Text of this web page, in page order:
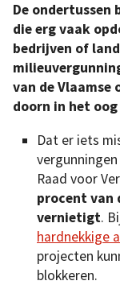
De ondertussen
die erg vaak
bedrijven of
van de Vlaamse
doorn in het
Dat er iets
Raad voor
procent van
vernietigt.
hardnekkige
projecten
blokkeren.